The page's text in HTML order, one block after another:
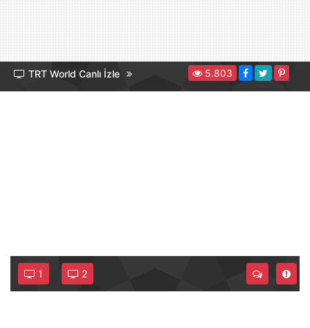
TRT World Canlı İzle 5.803
1 2